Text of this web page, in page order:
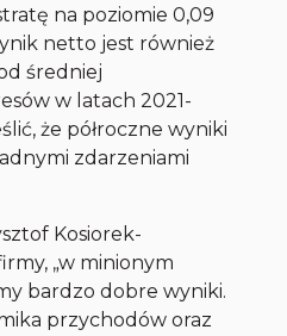
na poziomie 0,09
netto jest również
średniej
w latach 2021-
że półroczne wyniki
zdarzeniami
Kosiorek-
„w minionym
bardzo dobre wyniki.
przychodów oraz